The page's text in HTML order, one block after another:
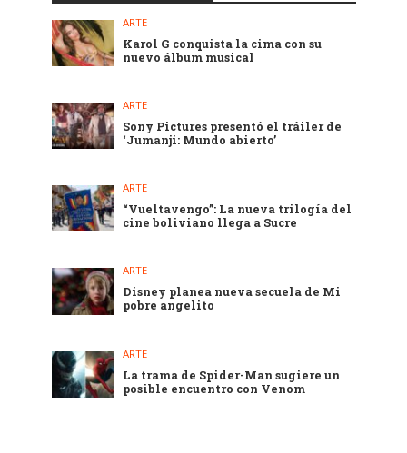
ARTE
Karol G conquista la cima con su
nuevo álbum musical
ARTE
Sony Pictures presentó el tráiler de
‘Jumanji: Mundo abierto’
ARTE
“Vueltavengo”: La nueva trilogía del
cine boliviano llega a Sucre
ARTE
Disney planea nueva secuela de Mi
pobre angelito
ARTE
La trama de Spider-Man sugiere un
posible encuentro con Venom